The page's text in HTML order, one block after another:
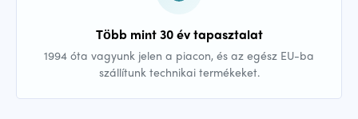
Több mint 30 év tapasztalat
1994 óta vagyunk jelen a piacon, és az egész EU-ba
szállítunk technikai termékeket.